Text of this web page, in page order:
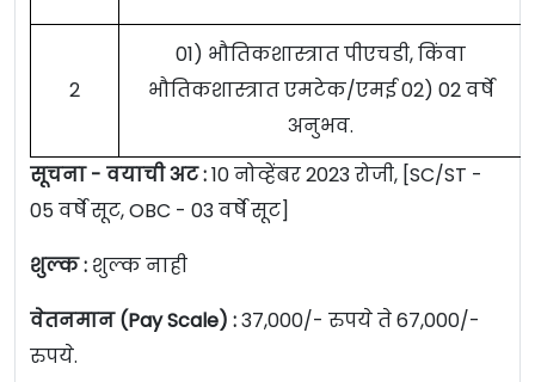
2
01) भौतिकशास्त्रात पीएचडी, किंवा
भौतिकशास्त्रात एमटेक/एमई 02) 02 वर्षे
अनुभव.
सूचना - वयाची अट :10 नोव्हेंबर 2023 रोजी, [SC/ST -
05 वर्षे सूट, OBC - 03 वर्षे सूट]
शुल्क : शुल्क नाही
वेतनमान (Pay Scale) :37,000/- रुपये ते 67,000/-
रुपये.